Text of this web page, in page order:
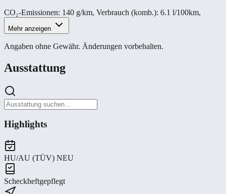
CO₂-Emissionen: 140 g/km, Verbrauch (komb.): 6.1 l/100km,
Mehr anzeigen
Angaben ohne Gewähr. Änderungen vorbehalten.
Ausstattung
Highlights
HU/AU (TÜV) NEU
Scheckheftgepflegt